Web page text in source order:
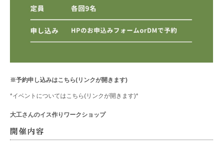
※予約申し込みはこちら(リンクが開きます)
*イベントについてはこちら(リンクが開きます)*
大工さんのイス作りワークショップ